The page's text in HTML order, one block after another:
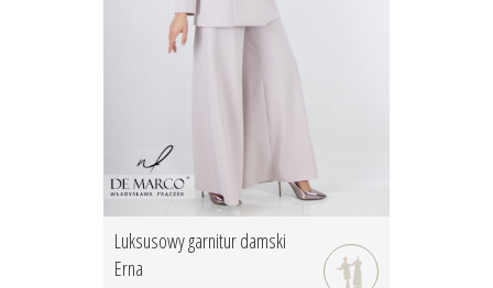
Luksusowy garnitur damski
Erna